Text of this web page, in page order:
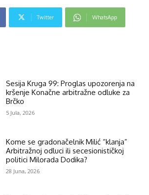
Twitter WhatsApp
Sesija Kruga 99: Proglas upozorenja na
kršenje Konačne arbitražne odluke za
Brčko
5 Jula, 2026
Kome se gradonačelnik Milić “klanja”
Arbitražnoj odluci ili secesionističkoj
politici Milorada Dodika?
28 Juna, 2026